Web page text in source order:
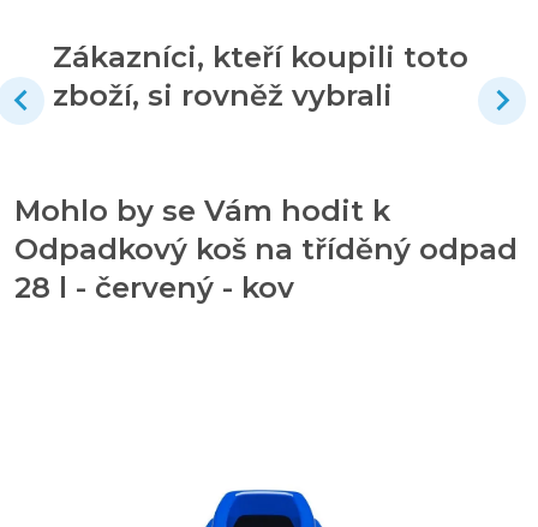
Zákazníci, kteří koupili toto
zboží, si rovněž vybrali
Mohlo by se Vám hodit k
Odpadkový koš na tříděný odpad
28 l - červený - kov